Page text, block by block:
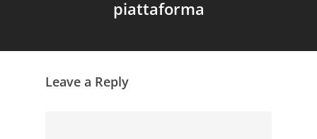
piattaforma
Leave a Reply